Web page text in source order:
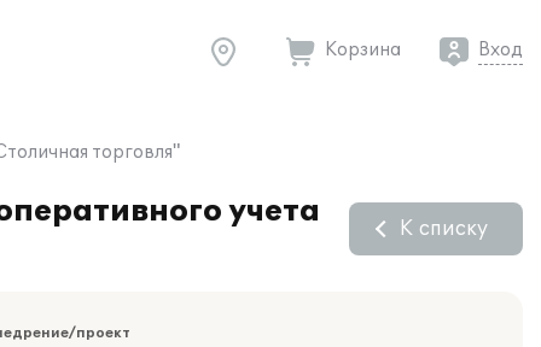
Корзина Вход
торговля"
учета
К списку
проект